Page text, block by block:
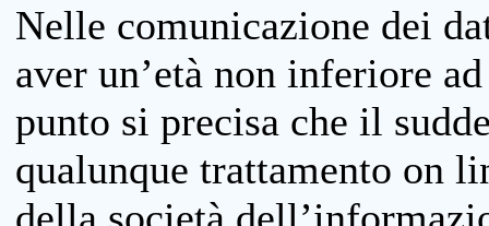
Nelle comunicazione dei
aver un’età non inferiore
punto si precisa che il
qualunque trattamento on
della società